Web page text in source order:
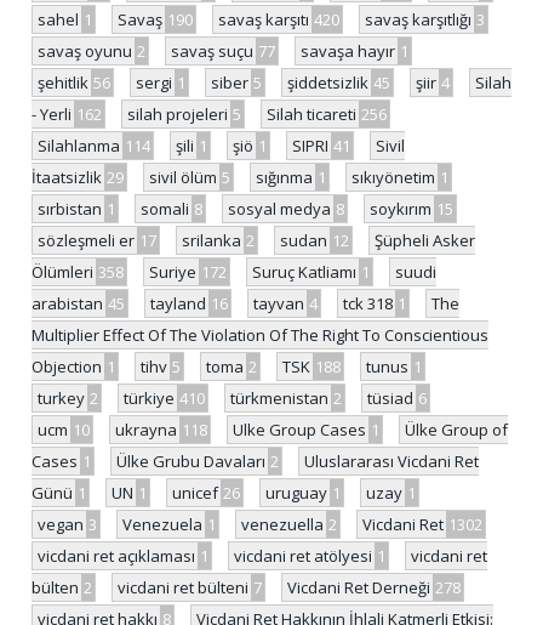
sahel 1 Savaş 190 savaş karşıtı 420 savaş karşıtlığı 3
savaş oyunu 2 savaş suçu 77 savaşa hayır 1
şehitlik 56 sergi 1 siber 5 şiddetsizlik 45 şiir 4
Silah
- Yerli 162 silah projeleri 5 Silah ticareti 256
Silahlanma 114 şili 1 şiö 1 SIPRI 41
Sivil
İtaatsizlik 29 sivil ölüm 5 sığınma 1 sıkıyönetim 1
sırbistan 1 somali 8 sosyal medya 8 soykırım 15
sözleşmeli er 17 srilanka 2 sudan 12
Şüpheli Asker
Ölümleri 358 Suriye 172 Suruç Katliamı 1
suudi
arabistan 45 tayland 16 tayvan 4 tck 318 1
The
Multiplier Effect Of The Violation Of The Right To Conscientious
Objection 1 tihv 5 toma 2 TSK 188 tunus 1
turkey 2 türkiye 410 türkmenistan 2 tüsiad 6
ucm 10 ukrayna 118 Ulke Group Cases 1
Ülke Group of
Cases 1 Ülke Grubu Davaları 2
Uluslararası Vicdani Ret
Günü 1 UN 1 unicef 26 uruguay 1 uzay 1
vegan 3 Venezuela 1 venezuella 2 Vicdani Ret 1302
vicdani ret açıklaması 1 vicdani ret atölyesi 1
vicdani ret
bülten 2 vicdani ret bülteni 7 Vicdani Ret Derneği 278
vicdani ret hakkı 8
Vicdani Ret Hakkının İhlali Katmerli Etkisi: